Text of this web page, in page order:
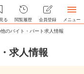
る 閲覧履歴 会員登録 メニュー
のバイト・パート求人情報
求人情報